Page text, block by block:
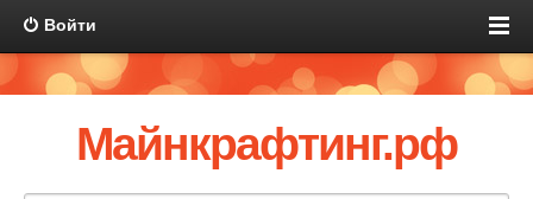
Войти
Майнкрафтинг.рф